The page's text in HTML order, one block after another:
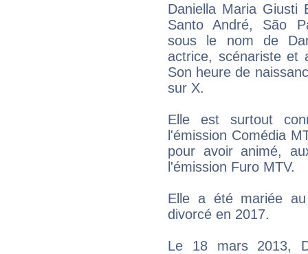
Daniella Maria Giusti
Santo André, São
sous le nom de
actrice, scénariste et
Son heure de
sur X.
Elle est surtout
l'émission Comédia
pour avoir animé,
l'émission Furo MTV.
Elle a été mariée
divorcé en 2017.
Le 18 mars 2013,